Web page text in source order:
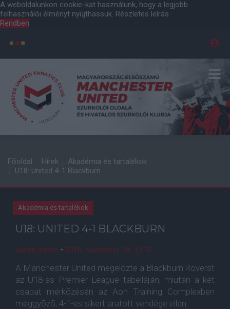
A weboldalunkon cookie-kat használunk, hogy a legjobb
felhasználói élményt nyújthassuk. Részletes leírás
Rendben
Főoldal Hírek
Akadémia és tartalékok
U18: United 4-1 Blackburn
Akadémia és tartalékok
U18: UNITED 4-1 BLACKBURN
admin admin • 2016. november. 08. 19:16
A Manchester United megelõzte a Blackburn Roverst
az U18-as Premier League tabelláján, miután a két
csapat mérkõzésén az Aon Training Complexben
meggyõzõ, 4-1-es sikert aratott vendége ellen.